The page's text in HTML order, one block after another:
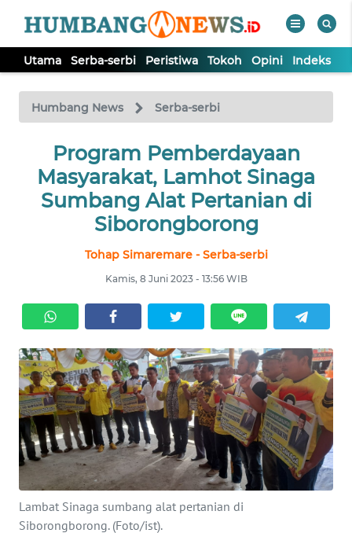
Utama Serba-serbi Peristiwa Tokoh Opini Indeks
Humbang News Serba-serbi
Program Pemberdayaan
Masyarakat, Lamhot Sinaga
Sumbang Alat Pertanian di
Siborongborong
Tohap Simaremare - Serba-serbi
Kamis, 8 Juni 2023 - 13:56 WIB
Lambat Sinaga sumbang alat pertanian di
Siborongborong. (Foto/ist).
TV
Tutup
UTAMA
SERBA-
SERBI
TOKOH
OPINI
Informasi
INDEKS
BERITA
KONTAK
KAMI